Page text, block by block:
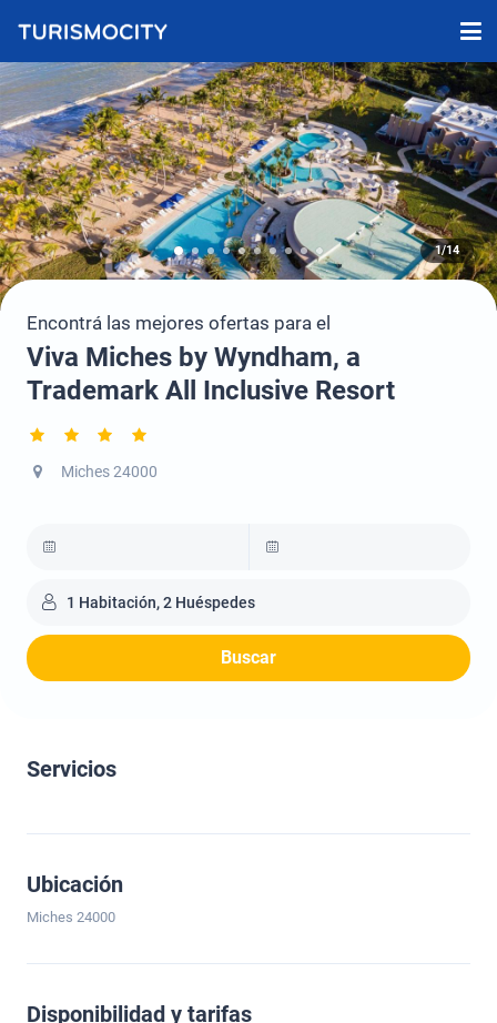
1/14
Encontrá las mejores ofertas para el
Viva Miches by Wyndham, a
Trademark All Inclusive Resort
Miches 24000
1 Habitación, 2 Huéspedes
Buscar
Servicios
Ubicación
Miches 24000
Disponibilidad y tarifas